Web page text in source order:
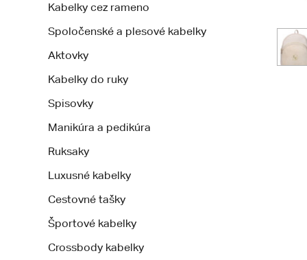
Kabelky cez rameno
Spoločenské a plesové kabelky
Aktovky
Kabelky do ruky
Spisovky
Manikúra a pedikúra
Ruksaky
Luxusné kabelky
Cestovné tašky
Športové kabelky
Crossbody kabelky